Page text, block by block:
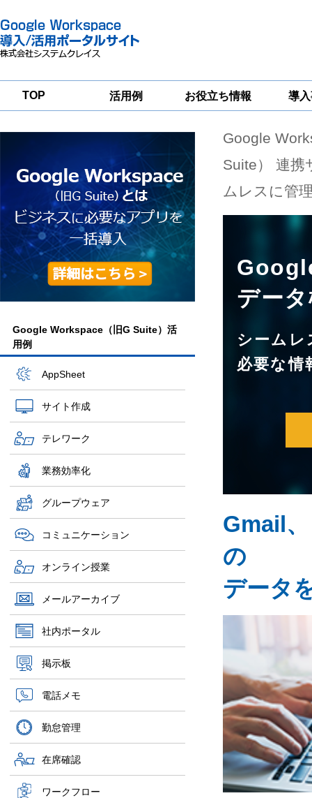
TOP 活用例 お役立ち情報
一
導
グループウェア
移行支援
Google
Workspace
セキュリティ
対策サービス
Google Workspace（旧G Suite）活
用例
AppSheet
サイト作成
テレワーク
業務効率化
グループウェア
コミュニケーション
オンライン授業
メールアーカイブ
社内ポータル
掲示板
電話メモ
勤怠管理
在席確認
ワークフロー
Google
Suite） 連携
ムレスに管
デー
シームレ
必要な情
Gmail
の
データ